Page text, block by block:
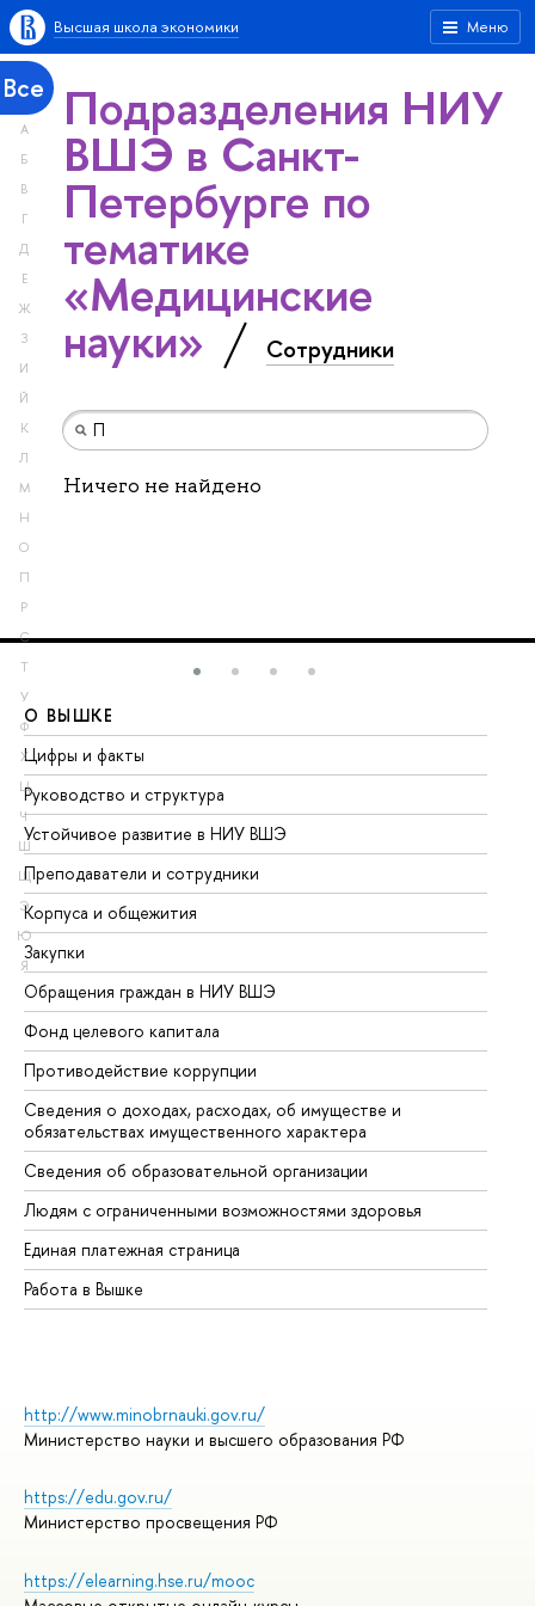
Меню
Высшая школа экономики
Все
А
Б
В
Г
Д
Е
Ж
З
И
Й
К
Л
М
Н
О
П
Р
С
Т
У
Ф
Х
Ц
Ч
Ш
Щ
Э
Ю
Я
Подразделения НИУ
ВШЭ в Санкт-
Петербурге по
тематике
«Медицинские
науки» Сотрудники
Ничего не найдено
О ВЫШКЕ
Цифры и факты
Руководство и структура
Устойчивое развитие в НИУ ВШЭ
Преподаватели и сотрудники
Корпуса и общежития
Закупки
Обращения граждан в НИУ ВШЭ
Фонд целевого капитала
Противодействие коррупции
Сведения о доходах, расходах, об имуществе и
обязательствах имущественного характера
Сведения об образовательной организации
Людям с ограниченными возможностями здоровья
Единая платежная страница
Работа в Вышке
http://www.minobrnauki.gov.ru/
Министерство науки и высшего образования РФ
https://edu.gov.ru/
Министерство просвещения РФ
https://elearning.hse.ru/mooc